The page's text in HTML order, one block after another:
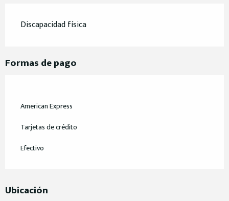
Discapacidad física
Formas de pago
American Express
Tarjetas de crédito
Efectivo
Ubicación